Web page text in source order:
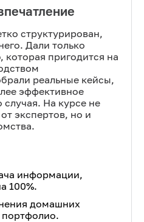
структурирован,
Дали только
пригодится на
реальные кейсы,
эффективное
На курсе не
экспертов, но и
информации,
100%.
домашних